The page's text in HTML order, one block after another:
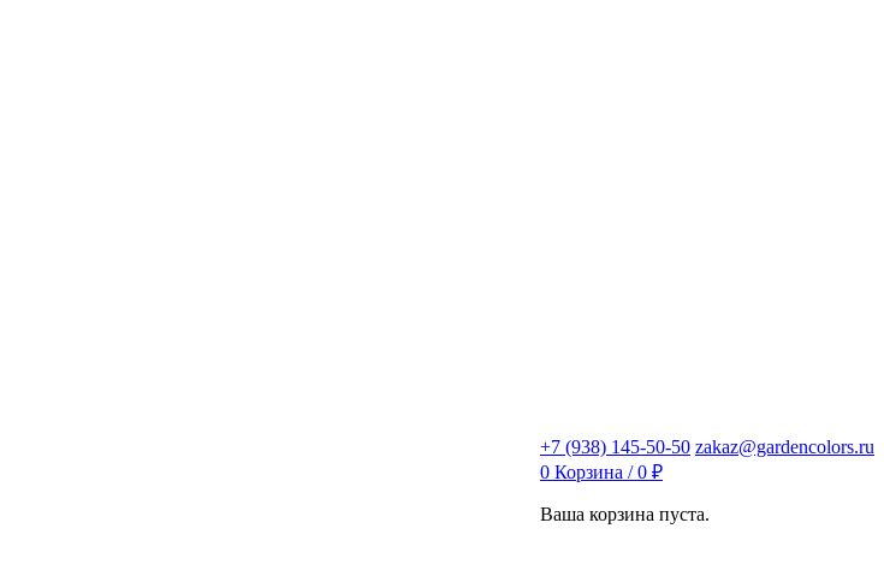
+7 (938) 145-50-50 zakaz@gardencolors.ru
0 Корзина /0 ₽
Ваша корзина пуста.